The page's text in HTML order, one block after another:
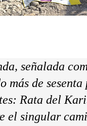
señalada
más de
Rata del
el singular